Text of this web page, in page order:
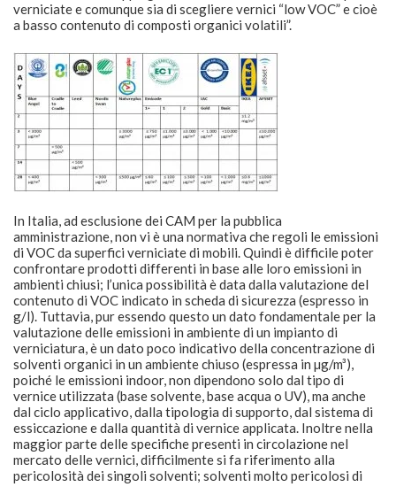
In Italia, ad esclusione dei CAM per la pubblica
amministrazione, non vi è una normativa che regoli le emissioni
di VOC da superfici verniciate di mobili. Quindi è difficile poter
confrontare prodotti differenti in base alle loro emissioni in
ambienti chiusi; l’unica possibilità è data dalla valutazione del
contenuto di VOC indicato in scheda di sicurezza (espresso in
g/l). Tuttavia, pur essendo questo un dato fondamentale per la
verniciatura, è un dato poco indicativo della concentrazione di
solventi organici in un ambiente chiuso (espressa in µg/m³),
poiché le emissioni indoor, non dipendono solo dal tipo di
vernice utilizzata (base solvente, base acqua o UV), ma anche
dal ciclo applicativo, dalla tipologia di supporto, dal sistema di
essiccazione e dalla quantità di vernice applicata. Inoltre nella
maggior parte delle specifiche presenti in circolazione nel
mercato delle vernici, difficilmente si fa riferimento alla
pericolosità dei singoli solventi; solventi molto pericolosi di
natura aromatica contribuiscono al raggiungimento della
soglia limite, nella stessa misura di glicol eteri comunemente
impiegati per le vernici a base acqua, pur avendo un profilo
tossicologico ben più favorevole. Nei prossimi anni
probabilmente ci sarà un adeguamento normativo in tal senso,
al fine di poter classificare in maniera più chiara l’emissione
indoor di un mobile verniciato.